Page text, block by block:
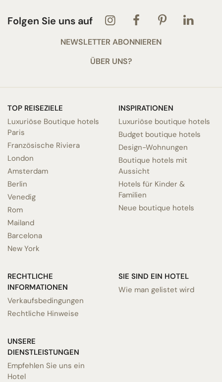
Folgen Sie uns auf
NEWSLETTER ABONNIEREN
ÜBER UNS?
TOP REISEZIELE
Luxuriöse Boutique hotels
Paris
Französische Riviera
London
Amsterdam
Berlin
Venedig
Rom
Mailand
Barcelona
New York
INSPIRATIONEN
Luxuriöse boutique hotels
Budget boutique hotels
Design-Wohnungen
Boutique hotels mit
Aussicht
Hotels für Kinder &
Familien
Neue boutique hotels
RECHTLICHE
INFORMATIONEN
Verkaufsbedingungen
Rechtliche Hinweise
UNSERE
DIENSTLEISTUNGEN
Empfehlen Sie uns ein
Hotel
SIE SIND EIN HOTEL
Wie man gelistet wird